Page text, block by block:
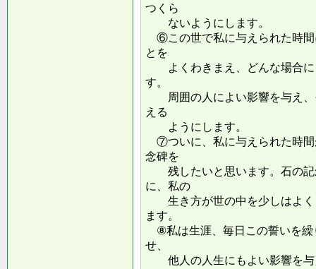
つくら
ないようにします。
⑥この世で私に与えられた時間
とを
よくわきまえ、どんな場合に
す。
周囲の人によい影響を与え、
える
ようにします。
⑦ついに、私に与えられた時間
念碑を
残したいと思います。石の記
に、私の
生き方が世の中を少しはよく
ます。
⑧私は生涯、毎日この誓いを繰
せ、
他人の人生にもよい影響